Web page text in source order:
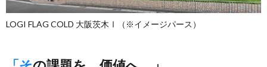
LOGI FLAG COLD 大阪茨木Ⅰ（※イメージパース）